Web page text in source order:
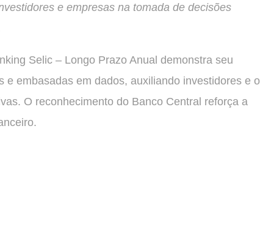
e empresas na tomada de decisões
Selic – Longo Prazo Anual demonstra seu
e embasadas em dados, auxiliando investidores e o
O reconhecimento do Banco Central reforça a